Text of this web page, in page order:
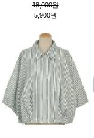
18,000원
5,900원